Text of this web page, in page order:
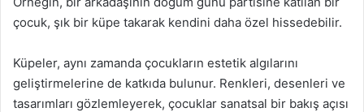
çocuk, şık bir küpe takarak kendini daha özel hissedebilir.
Küpeler, aynı zamanda çocukların estetik algılarını
geliştirmelerine de katkıda bulunur. Renkleri, desenleri ve
tasarımları gözlemleyerek, çocuklar sanatsal bir bakış açısı